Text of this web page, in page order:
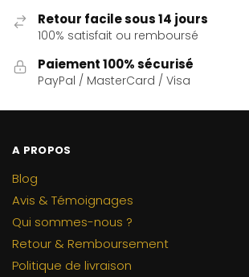
Retour facile sous 14 jours
100% satisfait ou remboursé
Paiement 100% sécurisé
PayPal / MasterCard / Visa
A PROPOS
Blog
Avis & Témoignages
Qui sommes-nous ?
Retour & Remboursement
Politique de livraison